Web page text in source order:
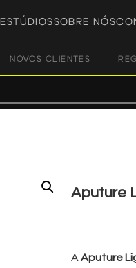
ESTÚDIOSSOBRE NÓS
NOVOS CLIENTES
Aputure
AAputure